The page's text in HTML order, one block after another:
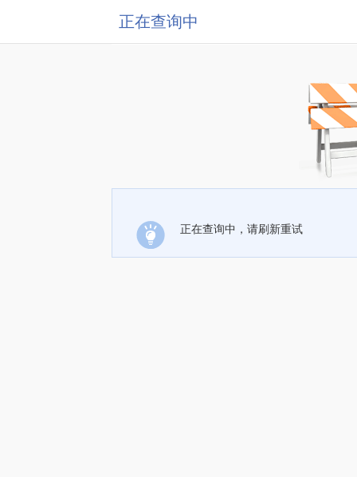
正在查询中
正在查询中，请刷新重试